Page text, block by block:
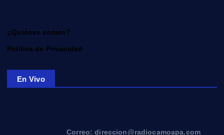
¿Quiénes somos?
Política de Privacidad
En Vivo
Correo: direccion@radiocamoapa.com